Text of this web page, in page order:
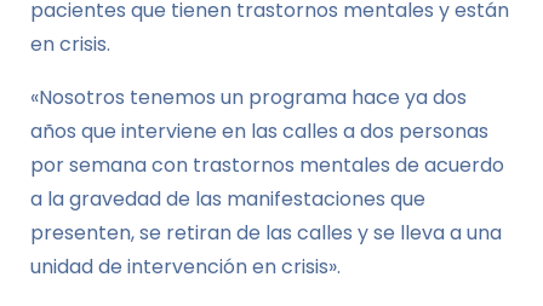
pacientes que tienen trastornos mentales y están
en crisis.
«Nosotros tenemos un programa hace ya dos
años que interviene en las calles a dos personas
por semana con trastornos mentales de acuerdo
a la gravedad de las manifestaciones que
presenten, se retiran de las calles y se lleva a una
unidad de intervención en crisis».